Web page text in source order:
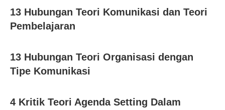
13 Hubungan Teori Komunikasi dan Teori
Pembelajaran
13 Hubungan Teori Organisasi dengan
Tipe Komunikasi
4 Kritik Teori Agenda Setting Dalam